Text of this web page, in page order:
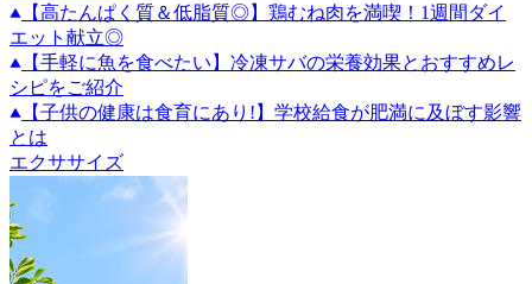
【高たんぱく質＆低脂質◎】鶏むね肉を満喫！1週間ダイ
エット献立◎
【手軽に魚を食べたい】冷凍サバの栄養効果とおすすめレ
シピをご紹介
【子供の健康は食育にあり!】学校給食が肥満に及ぼす影響
とは
エクササイズ